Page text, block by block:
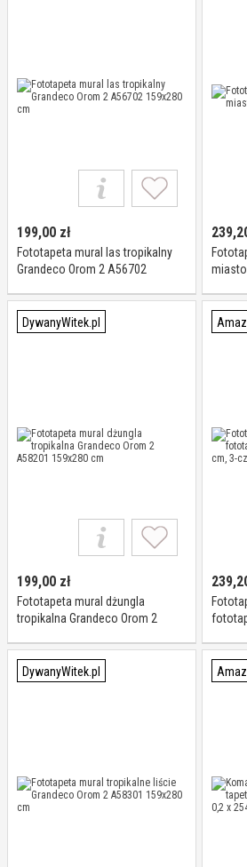
199,00 zł
Fototapeta mural las tropikalny
Grandeco Orom 2 A56702
DywanyWitek.pl
199,00 zł
Fototapeta mural dżungla
tropikalna Grandeco Orom 2
DywanyWitek.pl